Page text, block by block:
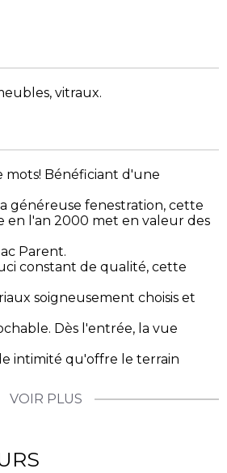
vitraux.
mots! Bénéficiant d'une
généreuse fenestration, cette
en l'an 2000 met en valeur des
Parent.
constant de qualité, cette
soigneusement choisis et
Dès l'entrée, la vue
intimité qu'offre le terrain
VOIR PLUS